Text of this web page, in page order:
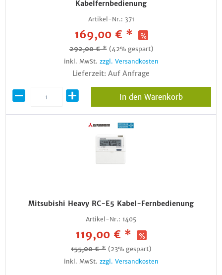
Kabelfernbedienung
Artikel-Nr.: 371
169,00 € *
292,00 € * (42% gespart)
inkl. MwSt. zzgl. Versandkosten
Lieferzeit: Auf Anfrage
In den Warenkorb
Mitsubishi Heavy RC-E5 Kabel-Fernbedienung
Artikel-Nr.: 1405
119,00 € *
155,00 € * (23% gespart)
inkl. MwSt. zzgl. Versandkosten